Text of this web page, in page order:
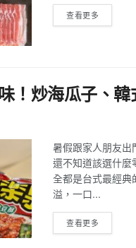
查看更多
！炒海瓜子、
暑假跟家人朋友出
還不知道該選什麼
全都是台式最經典
溢，一口...
查看更多